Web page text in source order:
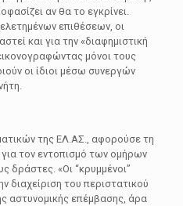
αν θα το εγκρίνει.
επιθέσεων, οι
και για την «διαφημιστική
μόνοι τους
οι ίδιοι μέσω συνεργών
της ΕΛ.ΑΣ., αφορούσε τη
για τον εντοπισμό των ομήρων
δράστες. «Οι “κρυμμένοι”
διαχείριση του περιστατικού
αστυνομικής επέμβασης, άρα